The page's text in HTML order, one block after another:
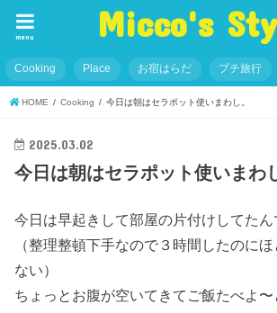
Micco's
menu
Cooking Place お宿はらだ プチ旅行
HOME Cooking 今日は朝はセラポット使いまわし。
2025.03.02
今日は朝はセラポット使いまわ
今日は早起きして部屋の片付けしてたん
（整理整頓下手なので３時間したのに
ない）
ちょっとお腹が空いてきてご飯たべよ